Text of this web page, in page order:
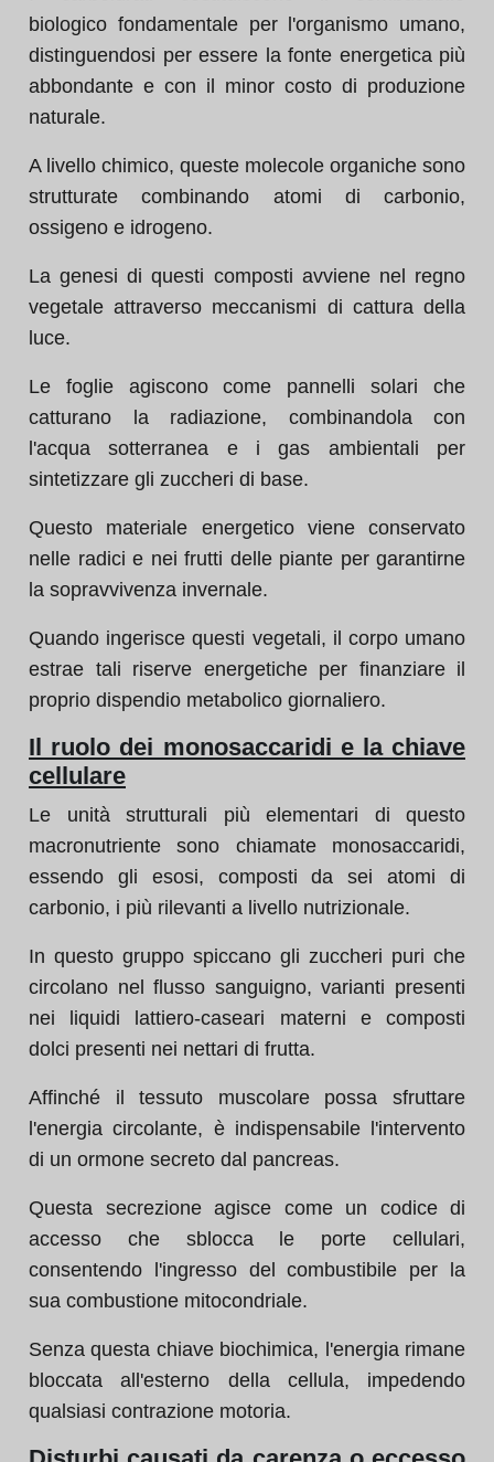
biologico fondamentale per l'organismo umano,
distinguendosi per essere la fonte energetica più
abbondante e con il minor costo di produzione
naturale.
A livello chimico, queste molecole organiche sono
strutturate combinando atomi di carbonio,
ossigeno e idrogeno.
La genesi di questi composti avviene nel regno
vegetale attraverso meccanismi di cattura della
luce.
Le foglie agiscono come pannelli solari che
catturano la radiazione, combinandola con
l'acqua sotterranea e i gas ambientali per
sintetizzare gli zuccheri di base.
Questo materiale energetico viene conservato
nelle radici e nei frutti delle piante per garantirne
la sopravvivenza invernale.
Quando ingerisce questi vegetali, il corpo umano
estrae tali riserve energetiche per finanziare il
proprio dispendio metabolico giornaliero.
Il ruolo dei monosaccaridi e la chiave
cellulare
Le unità strutturali più elementari di questo
macronutriente sono chiamate monosaccaridi,
essendo gli esosi, composti da sei atomi di
carbonio, i più rilevanti a livello nutrizionale.
In questo gruppo spiccano gli zuccheri puri che
circolano nel flusso sanguigno, varianti presenti
nei liquidi lattiero-caseari materni e composti
dolci presenti nei nettari di frutta.
Affinché il tessuto muscolare possa sfruttare
l'energia circolante, è indispensabile l'intervento
di un ormone secreto dal pancreas.
Questa secrezione agisce come un codice di
accesso che sblocca le porte cellulari,
consentendo l'ingresso del combustibile per la
sua combustione mitocondriale.
Senza questa chiave biochimica, l'energia rimane
bloccata all'esterno della cellula, impedendo
qualsiasi contrazione motoria.